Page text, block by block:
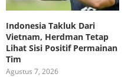
Indonesia Takluk Dari
Vietnam, Herdman Tetap
Lihat Sisi Positif Permainan
Tim
Agustus 7, 2026